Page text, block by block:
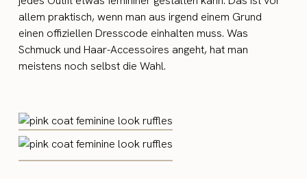
allem praktisch, wenn man aus irgend einem Grund
einen offiziellen Dresscode einhalten muss. Was
Schmuck und Haar-Accessoires angeht, hat man
meistens noch selbst die Wahl.